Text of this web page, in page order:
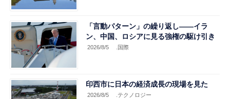
「言動パターン」の繰り返し――イラ
ン、中国、ロシアに見る強権の駆け引き
2026/8/5 .国際
印西市に日本の経済成長の現場を見た
2026/8/5 .テクノロジー